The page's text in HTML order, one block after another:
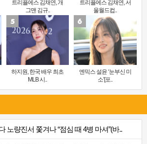
트리플에스 김채연, 개
그맨 김규..
트리플에스 김채연, 서
울월드컵..
하지원, 한국 배우 최초
MLB 시..
엔믹스 설윤 ‘눈부신 미
소’[포..
노량진서 쫓겨나 “점심 때 4병 마셔”(바..